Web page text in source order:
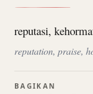
reputasi,
reputation, praise,
BAGIKAN